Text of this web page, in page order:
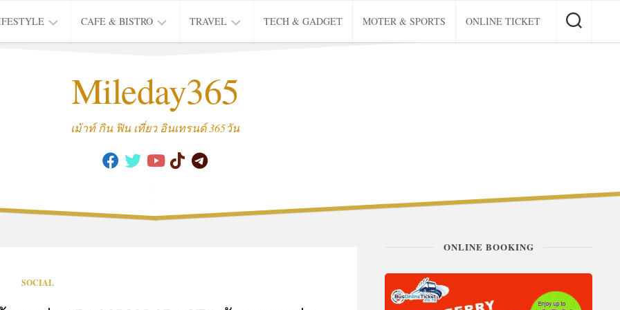
MOVIE
SERIES
CAFE & BISTRO
CAFE
TRAVEL
THAI
TRIP
TECH & GADGET MOTER & SPORTS ONLINE TICKET
Mileday365
เม้าท์ กิน ฟิน เที่ยว อินเทรนด์ 365วัน
SOCIAL
ONLINE BOOKING